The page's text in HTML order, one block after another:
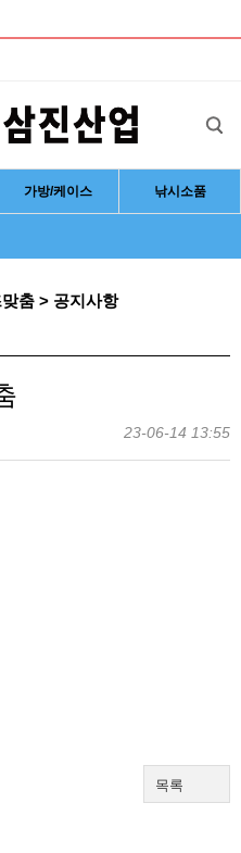
가방/케이스 낚시소품
춤 > 공지사항
23-06-14 13:55
목록